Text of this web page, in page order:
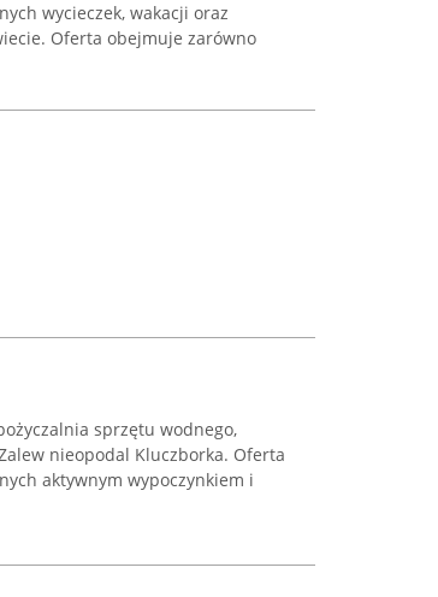
wycieczek, wakacji oraz
Oferta obejmuje zarówno
sprzętu wodnego,
nieopodal Kluczborka. Oferta
aktywnym wypoczynkiem i